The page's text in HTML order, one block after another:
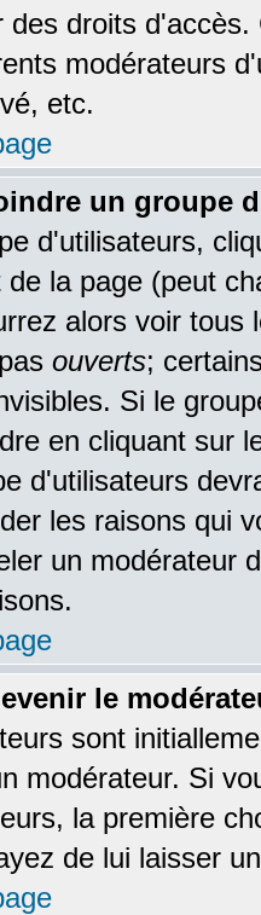
des droits
modérateurs
etc.
un groupe
d'utilisateurs,
de la page (peut
alors voir tous
ouverts;
Si le
en cliquant sur
d'utilisateurs
les raisons qui
un modérateur
le
sont
modérateur. Si
la première
de lui laisser